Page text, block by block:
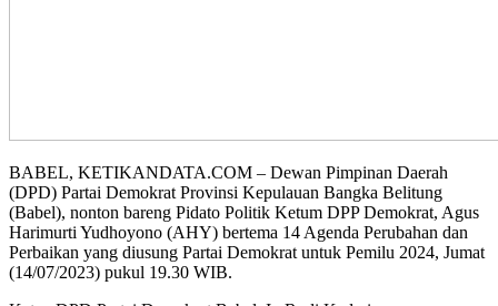
BABEL, KETIKANDATA.COM – Dewan Pimpinan Daerah
(DPD) Partai Demokrat Provinsi Kepulauan Bangka Belitung
(Babel), nonton bareng Pidato Politik Ketum DPP Demokrat, Agus
Harimurti Yudhoyono (AHY) bertema 14 Agenda Perubahan dan
Perbaikan yang diusung Partai Demokrat untuk Pemilu 2024, Jumat
(14/07/2023) pukul 19.30 WIB.